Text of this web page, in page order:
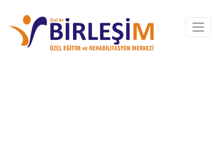
DIKKAT EKSIKLIĞI VE
HIPERAKTIVITE